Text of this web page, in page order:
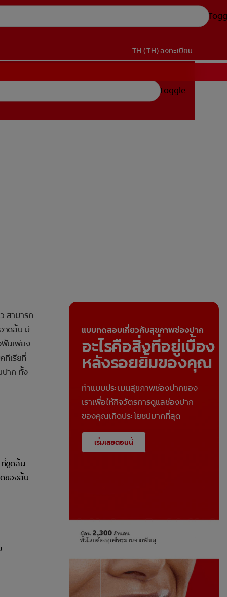
TH (TH)ลงทะเบียน
Toggle
สามารถ
าดลิ้น มี
นเพียง
ทีเรียที่
ปาก ทั้ง
ที่ขูดลิ้น
ของลิ้น
แบบทดสอบเกี่ยวกับสุขภาพช่องปาก
อะไรคือสิ่งที่อยู่เบื้อง
หลังรอยยิ้มของคุณ
ทำแบบประเมินสุขภาพช่องปากของ
เราเพื่อให้กิจวัตรการดูแลช่องปาก
ของคุณเกิดประโยชน์มากที่สุด
เริ่มเลยตอนนี้